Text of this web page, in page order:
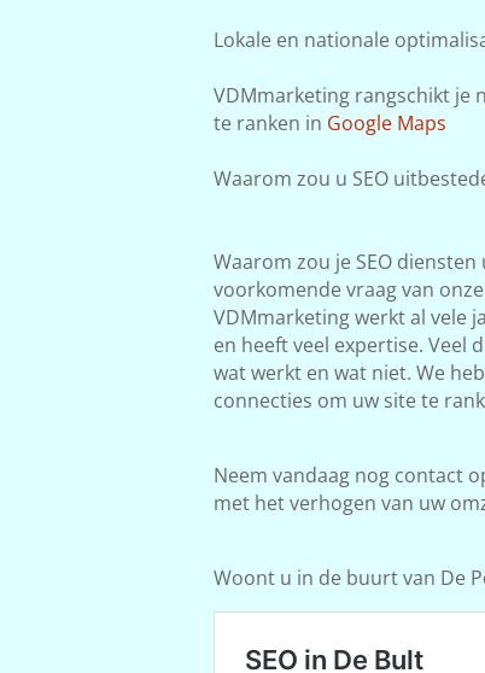
Lokale en nationale
VDMmarketing rangschikt je
te ranken in Google Maps
Waarom zou u SEO
Waarom zou je SEO
voorkomende vraag van
VDMmarketing werkt al vele
en heeft veel expertise. Veel
wat werkt en wat niet. We
connecties om uw site te
Neem vandaag nog contact
met het verhogen van uw
Woont u in de buurt van De